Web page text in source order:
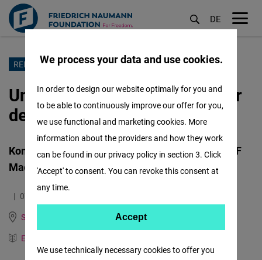
Pasar
contenido
principal
DE
RED LIBERAL
Unidos por la libertad en el sur
de Europa
Konstantin Kuhle lanza la "Free³ Network" de FNF
Madrid
07.06.2023
Spain, Italy, Portugal and Mediterranean Dialogue
English
We process your data and use cookies.
We use technically necessary cookies to offer you
In order to design our website optimally for you and
to be able to continuously improve our offer for you,
we use functional and marketing cookies. More
information about the providers and how they work
can be found in our privacy policy in section 3. Click
'Accept' to consent. You can revoke this consent at
any time.
Accept